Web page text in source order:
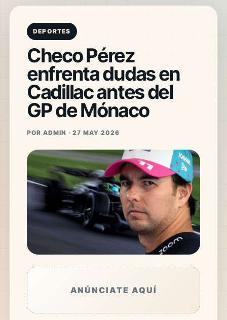
DEPORTES
Checo Pérez
enfrenta dudas en
Cadillac antes del
GP de Mónaco
POR ADMIN · 27 MAY 2026
ANÚNCIATE AQUÍ